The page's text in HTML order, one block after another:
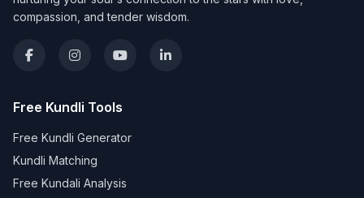
compassion, and tender wisdom.
Free Kundli Tools
Free Kundli Generator
Kundli Matching
Free Kundali Analysis